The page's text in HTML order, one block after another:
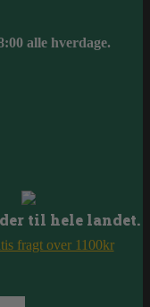
alle hverdage.
til hele landet.
fragt over 1100kr